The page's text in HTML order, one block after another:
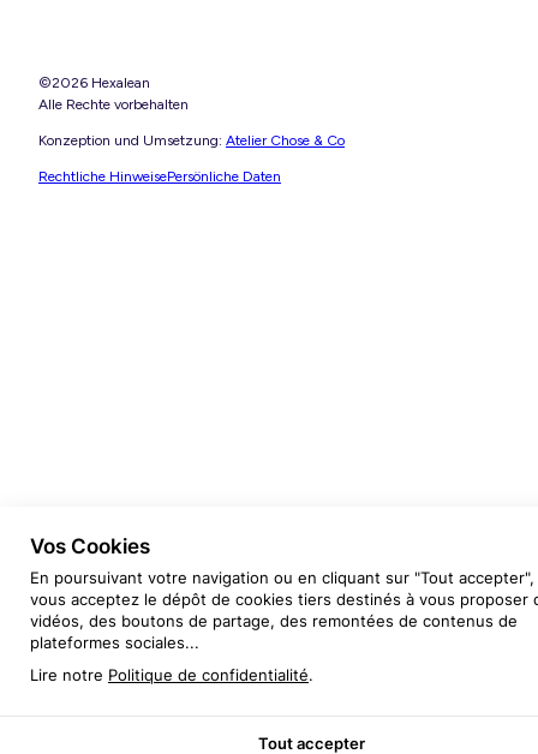
©2026 Hexalean
Alle Rechte vorbehalten
Konzeption und Umsetzung: Atelier Chose & Co
Rechtliche HinweisePersönliche Daten
Vos Cookies
En poursuivant votre navigation ou en cliquant sur "Tout accepter",
vous acceptez le dépôt de cookies tiers destinés à vous proposer
vidéos, des boutons de partage, des remontées de contenus de
plateformes sociales...
Lire notre Politique de confidentialité.
Tout accepter